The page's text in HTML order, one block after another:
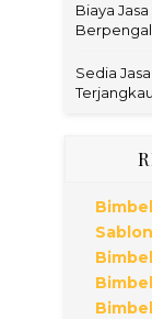
Biaya
Sedia
Terjangkau